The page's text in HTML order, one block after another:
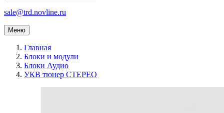
sale@trd.novline.ru
Меню
Главная
Блоки и модули
Блоки Аудио
УКВ тюнер СТЕРЕО